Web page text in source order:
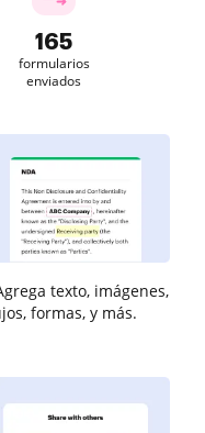
165
formularios
enviados
texto, imágenes,
formas, y más.